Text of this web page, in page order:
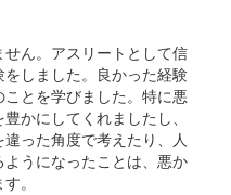
ん。アスリートとして信
しました。良かった経験
とを学びました。特に悪
かにしてくれましたし、
った角度で考えたり、人
うになったことは、悪か
。